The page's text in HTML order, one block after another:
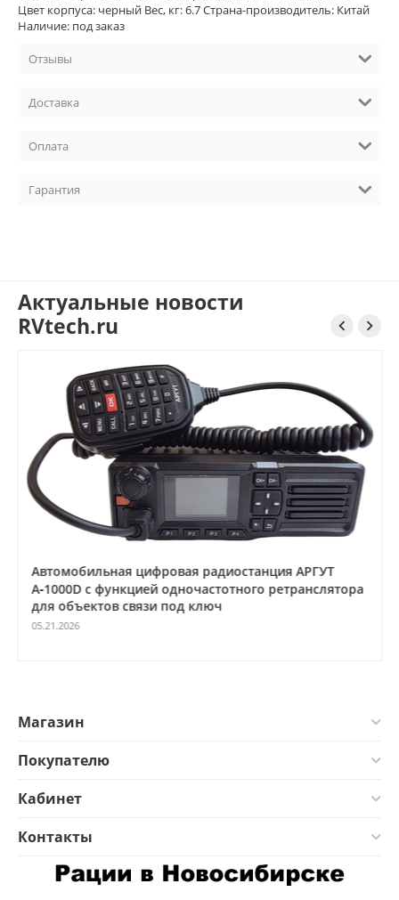
Цвет корпуса: черный Вес, кг: 6.7 Страна-производитель: Китай
Наличие: под заказ
Отзывы
Доставка
Оплата
Гарантия
Актуальные новости
RVtech.ru
 
Автомобильная цифровая радиостанция АРГУТ
А‑1000D с функцией одночастотного ретранслятора
для объектов связи под ключ
05.21.2026
Магазин
Покупателю
Кабинет
Контакты